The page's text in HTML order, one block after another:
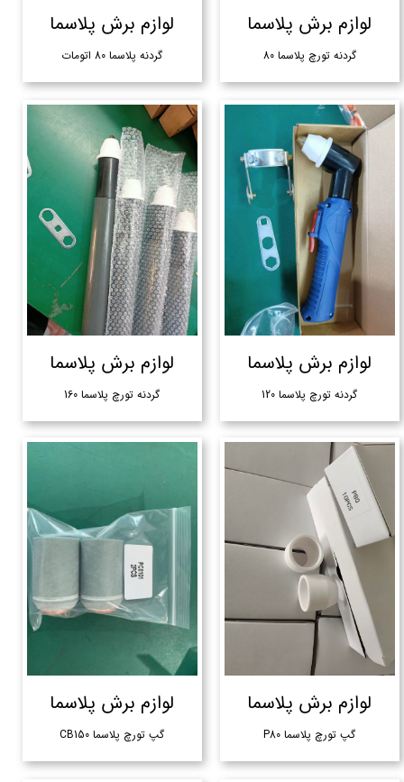
لوازم برش پلاسما
گردنه تورچ پلاسما 80
لوازم برش پلاسما
گردنه پلاسما 80 اتومات
لوازم برش پلاسما
گردنه تورچ پلاسما 120
لوازم برش پلاسما
گردنه تورچ پلاسما 160
لوازم برش پلاسما
گپ تورچ پلاسما P80
لوازم برش پلاسما
گپ تورچ پلاسما CB150